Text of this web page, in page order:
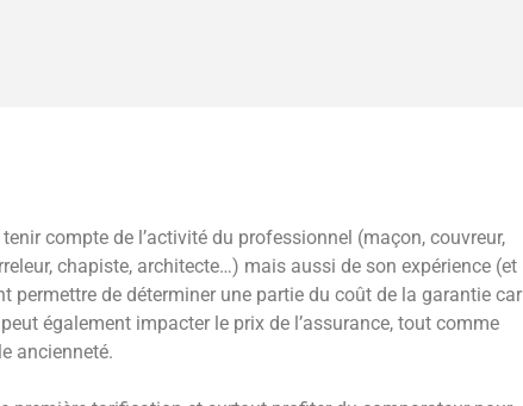
compte de l’activité du professionnel (maçon, couvreur,
chapiste, architecte…) mais aussi de son expérience (et
de déterminer une partie du coût de la garantie car
également impacter le prix de l’assurance, tout comme
ancienneté.